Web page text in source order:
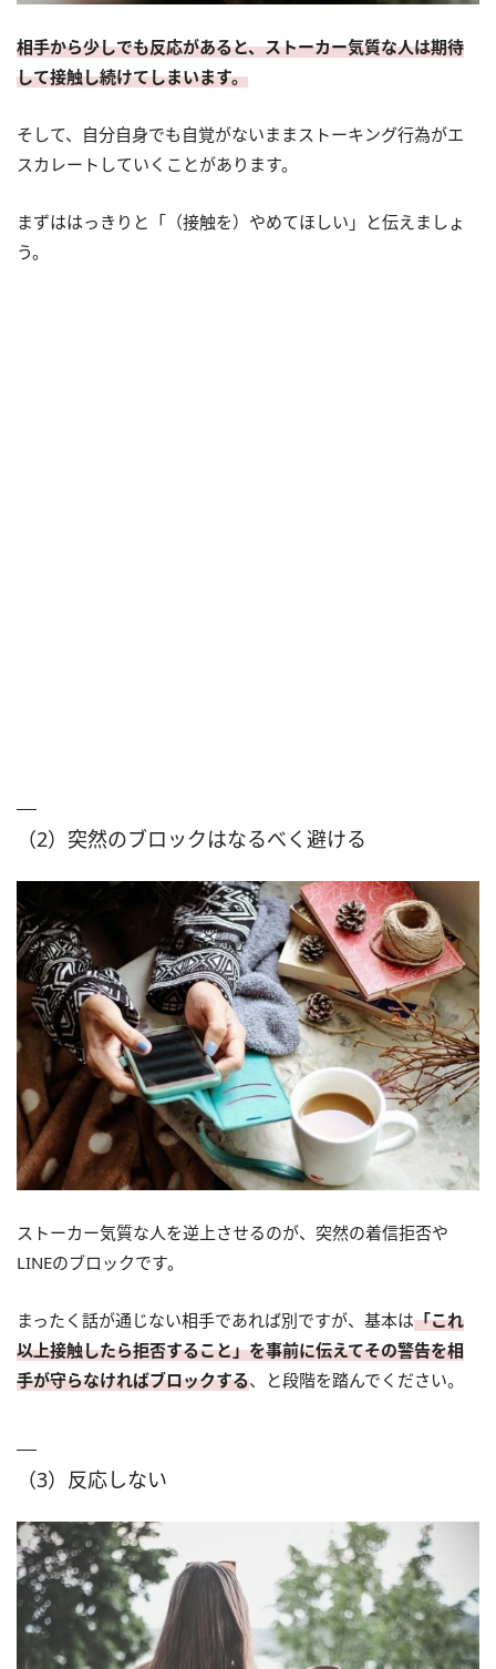
相手から少しでも反応があると、ストーカー気質な人は期待
して接触し続けてしまいます。
そして、自分自身でも自覚がないままストーキング行為がエ
スカレートしていくことがあります。
まずははっきりと「（接触を）やめてほしい」と伝えましょ
う。
（2）突然のブロックはなるべく避ける
ストーカー気質な人を逆上させるのが、突然の着信拒否や
LINEのブロックです。
まったく話が通じない相手であれば別ですが、基本は「これ
以上接触したら拒否すること」を事前に伝えてその警告を相
手が守らなければブロックする、と段階を踏んでください。
（3）反応しない